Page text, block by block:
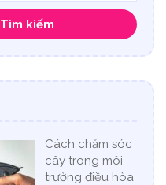
Tìm kiếm
Cách chăm sóc
cây trong môi
trường điều hòa